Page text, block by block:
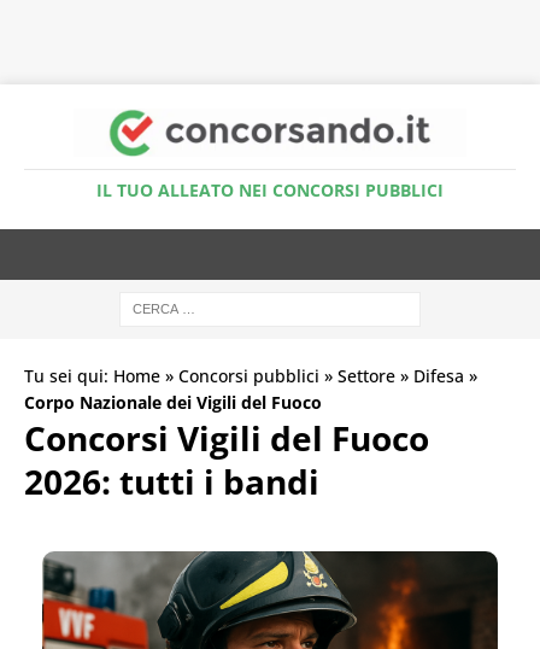
IL TUO ALLEATO NEI CONCORSI PUBBLICI
Tu sei qui: Home » Concorsi pubblici » Settore » Difesa »
Corpo Nazionale dei Vigili del Fuoco
Concorsi Vigili del Fuoco
2026: tutti i bandi